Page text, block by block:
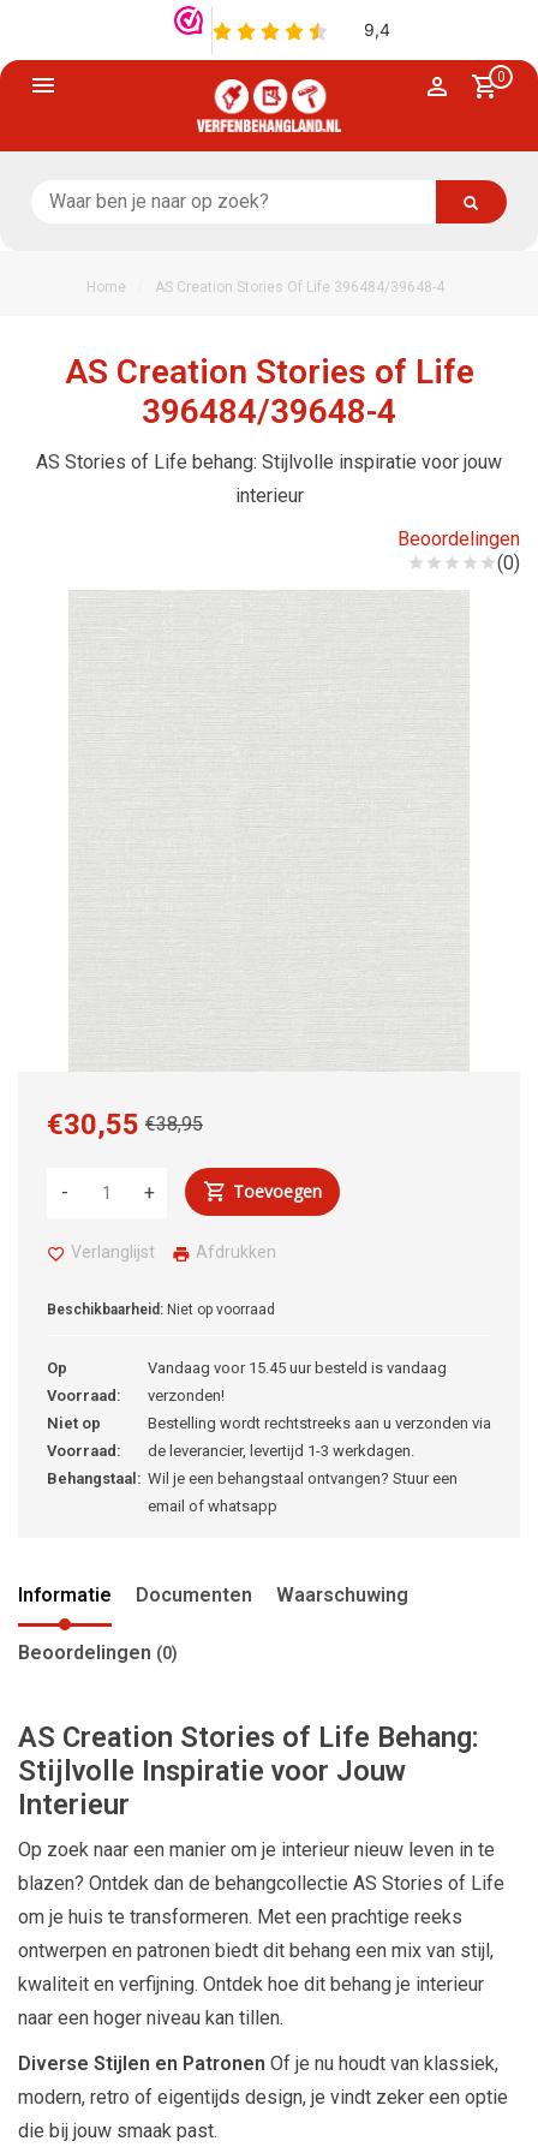
0
Home AS Creation Stories Of Life 396484/39648-4
AS Creation Stories of Life
396484/39648-4
AS Stories of Life behang: Stijlvolle inspiratie voor jouw
interieur
Beoordelingen
(0)
€38,95
€30,55
+
- Toevoegen
Verlanglijst Afdrukken
Beschikbaarheid: Niet op voorraad
Op
Voorraad:
Vandaag voor 15.45 uur besteld is vandaag
verzonden!
Niet op
Voorraad:
Bestelling wordt rechtstreeks aan u verzonden via
de leverancier, levertijd 1-3 werkdagen.
Behangstaal: Wil je een behangstaal ontvangen? Stuur een
email of whatsapp
Informatie Documenten Waarschuwing
Beoordelingen (0)
AS Creation Stories of Life Behang:
Stijlvolle Inspiratie voor Jouw
Interieur
Op zoek naar een manier om je interieur nieuw leven in te
blazen? Ontdek dan de behangcollectie AS Stories of Life
om je huis te transformeren. Met een prachtige reeks
ontwerpen en patronen biedt dit behang een mix van stijl,
kwaliteit en verfijning. Ontdek hoe dit behang je interieur
naar een hoger niveau kan tillen.
Diverse Stijlen en Patronen Of je nu houdt van klassiek,
modern, retro of eigentijds design, je vindt zeker een optie
die bij jouw smaak past.